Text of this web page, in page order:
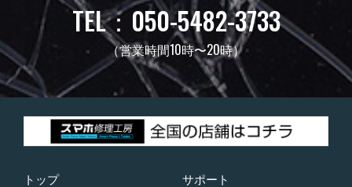
TEL：050-5482-3733
（営業時間10時〜20時）
トップ サポート